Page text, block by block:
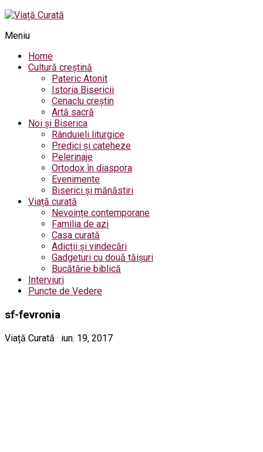
Meniu
Home
Cultură creștină
Pateric Atonit
Istoria Bisericii
Cenaclu creștin
Artă sacră
Noi și Biserica
Rânduieli liturgice
Predici și cateheze
Pelerinaje
Ortodox în diaspora
Evenimente
Biserici și mănăstiri
Viață curată
Nevoințe contemporane
Familia de azi
Casa curată
Adicții și vindecări
Gadgeturi cu două tăișuri
Bucătărie biblică
Interviuri
Puncte de Vedere
sf-fevronia
Viață Curată · iun. 19, 2017